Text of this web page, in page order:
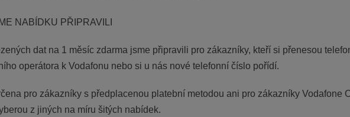
NABÍDKU PŘIPRAVILI
dat na 1 měsíc zdarma jsme připravili pro zákazníky, kteří si přenesou
operátora k Vodafonu nebo si u nás nové telefonní číslo pořídí.
pro zákazníky s předplacenou platební metodou ani pro zákazníky Vodafone
z jiných na míru šitých nabídek.